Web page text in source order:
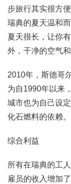
步旅行其实很方
瑞典的夏天温和
夏天很长，让你
外，干净的空气
2010年，斯德哥
为自1990年以来
城市也为自己设
化石燃料的依赖。
综合利益
所有在瑞典的工
雇员的收入增加